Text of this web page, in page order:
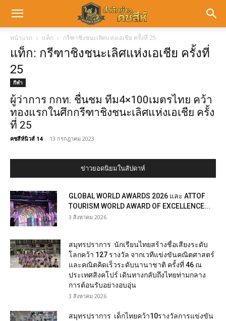
หน้าแรก แท็ก กรีฑาชิงชนะเลิศแห่งเอเชีย ครั้งที่ 25
แท็ก: กรีฑาชิงชนะเลิศแห่งเอเชีย ครั้งที่
25
กีฬา
ผู้ว่าการ กกท. ชื่นชม ทีม4×100เมตรไทย คว้า
ทองแรกในศึกกรีฑาชิงชนะเลิศแห่งเอเชีย ครั้ง
ที่ 25
คชสีห์นิวส์ 14 - 13 กรกฎาคม 2023
ข่าวยอดนิยมในสัปดาห์
GLOBAL WORLD AWARDS 2026 และ ATTOF
TOURISM WORLD AWARD OF EXCELLENCE...
3 สิงหาคม 2026
สมุทรปราการ นักเรียนไทยสร้างชื่อเสียงระดับ
โลกคว้า 127 รางวัล จากเวทีแข่งขันคณิตศาสตร์
และคณิตคิดเร็วระดับนานาชาติ ครั้งที่ 46 ณ
ประเทศสิงคโปร์ เดินทางกลับถึงไทยท่ามกลาง
การต้อนรับอย่างอบอุ่น
3 สิงหาคม 2026
สมุทรปราการ เด็กไทยคว้า10รางวัลการแข่งขัน